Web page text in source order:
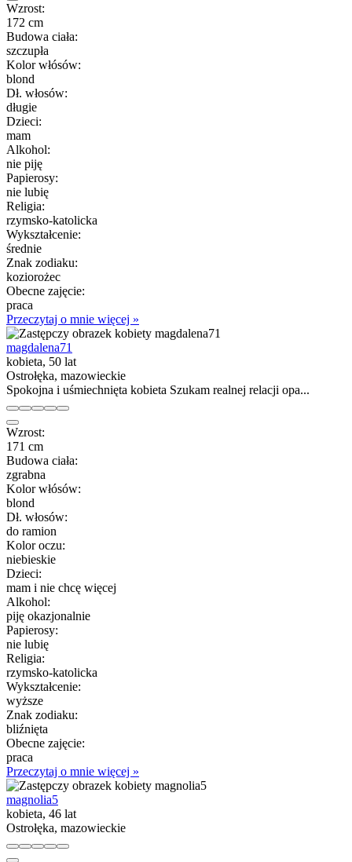
Wzrost:
172 cm
Budowa ciała:
szczupła
Kolor włósów:
blond
Dł. włosów:
długie
Dzieci:
mam
Alkohol:
nie piję
Papierosy:
nie lubię
Religia:
rzymsko-katolicka
Wykształcenie:
średnie
Znak zodiaku:
koziorożec
Obecne zajęcie:
praca
Przeczytaj o mnie więcej »
magdalena71
kobieta, 50 lat
Ostrołęka, mazowieckie
Spokojna i uśmiechnięta kobieta Szukam realnej relacji opa...
Wzrost:
171 cm
Budowa ciała:
zgrabna
Kolor włósów:
blond
Dł. włosów:
do ramion
Kolor oczu:
niebieskie
Dzieci:
mam i nie chcę więcej
Alkohol:
piję okazjonalnie
Papierosy:
nie lubię
Religia:
rzymsko-katolicka
Wykształcenie:
wyższe
Znak zodiaku:
bliźnięta
Obecne zajęcie:
praca
Przeczytaj o mnie więcej »
magnolia5
kobieta, 46 lat
Ostrołęka, mazowieckie